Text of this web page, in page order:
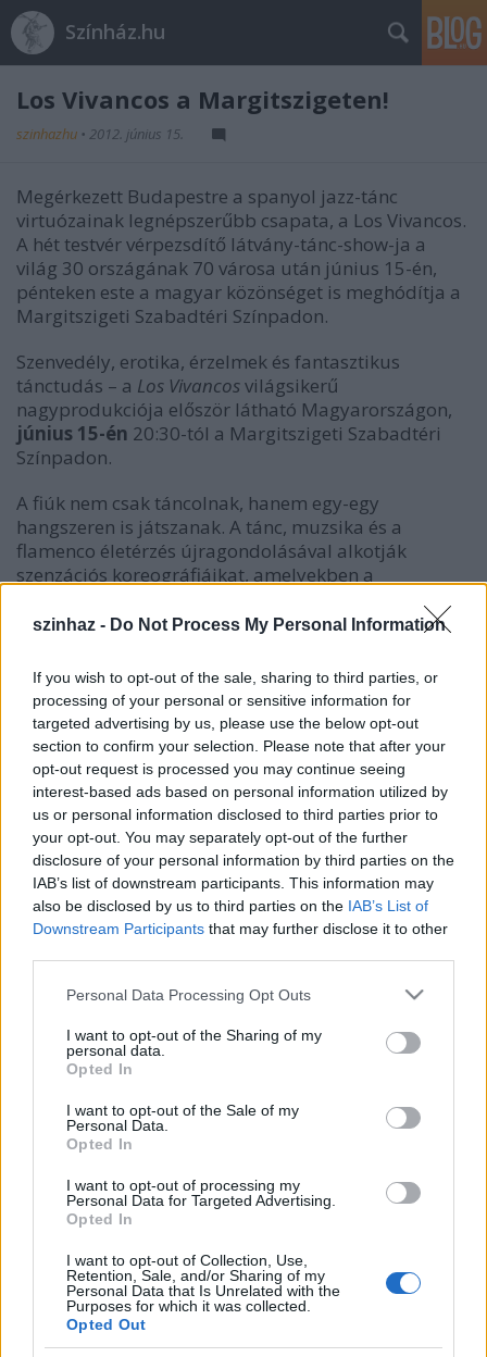
szinhaz - Do Not Process My Personal Information
If you wish to opt-out of the sale, sharing to third parties, or
processing of your personal or sensitive information for
targeted advertising by us, please use the below opt-out
section to confirm your selection. Please note that after your
opt-out request is processed you may continue seeing
interest-based ads based on personal information utilized by
us or personal information disclosed to third parties prior to
your opt-out. You may separately opt-out of the further
disclosure of your personal information by third parties on the
IAB’s list of downstream participants. This information may
also be disclosed by us to third parties on the IAB’s List of
Downstream Participants that may further disclose it to other
Please note that this website/app uses one or more Google
not limited to your visit or usage behaviour. You may click to
grant or deny consent to Google and its third-party tags to
use your data for below specified purposes in below Google
consent section.
Personal Data Processing Opt Outs
I want to opt-out of the Sharing of my
personal data.
Opted In
I want to opt-out of the Sale of my
Personal Data.
Opted In
I want to opt-out of processing my
Personal Data for Targeted Advertising.
Opted In
I want to opt-out of Collection, Use,
Retention, Sale, and/or Sharing of my
Personal Data that Is Unrelated with the
Purposes for which it was collected.
Opted Out
Színház.hu
Los Vivancos a Margitszigeten!
szinhazhu • 2012. június 15.
Megérkezett Budapestre a spanyol jazz-tánc
virtuózainak legnépszerűbb csapata, a Los Vivancos.
A hét testvér vérpezsdítő látvány-tánc-show-ja a
világ 30 országának 70 városa után június 15-én,
pénteken este a magyar közönséget is meghódítja a
Margitszigeti Szabadtéri Színpadon.
Szenvedély, erotika, érzelmek és fantasztikus
tánctudás – a Los Vivancosvilágsikerű
nagyprodukciója először látható Magyarországon,
június 15-én 20:30-tól a Margitszigeti Szabadtéri
Színpadon.
A fiúk nem csak táncolnak, hanem egy-egy
hangszeren is játszanak. A tánc, muzsika és a
flamenco életérzés újragondolásával alkotják
szenzációs koreográfiáikat, amelyekben a
a modern tánc, a hip-hop és a klasszikus balett
Öttagú zenekaruk és női szólóénekesük produkciója
eddig már közel egymillió nézőt kápráztatott el a
világ 30 országának 70 városában.
A másfél órás show egy ráadással foytatódik a
Víztoronynál, amelyen a Vivancos-fiúk is részt
vesznek. Az ő kérésükre a szervezők egy igazi,
magyaros zenét játszó zenekart hívtak meg, hogy
fokozzák (és levezessék) a show végére felforrósodó
hangulatot. A színház néhány héttel ezelőtti madridi
látogatása során kiderült, hogy a társulat nem
ismeri a magyar népzenét és néptáncot, ezért a
meglepetés zenekar egyik legismertebb száma, a
Csárdás
az ő kedvükért szól.
Jegyvásárlás kezelési költség nélkül, online:
www.szabadter.hu, személyesen a Szabad Tér
Jegyirodában (Nagymező u. 68.) és a helyszínen.